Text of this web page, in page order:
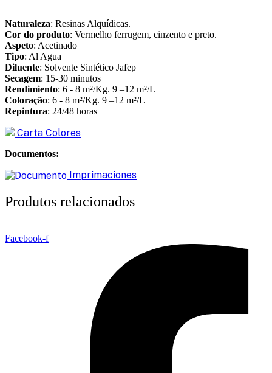
Naturaleza: Resinas Alquídicas.
Cor do produto: Vermelho ferrugem, cinzento e preto.
Aspeto: Acetinado
Tipo: Al Agua
Diluente: Solvente Sintético Jafep
Secagem: 15-30 minutos
Rendimiento: 6 - 8 m²/Kg. 9 –12 m²/L
Coloração: 6 - 8 m²/Kg. 9 –12 m²/L
Repintura: 24/48 horas
Carta Colores
Documentos:
Imprimaciones
Produtos relacionados
Facebook-f